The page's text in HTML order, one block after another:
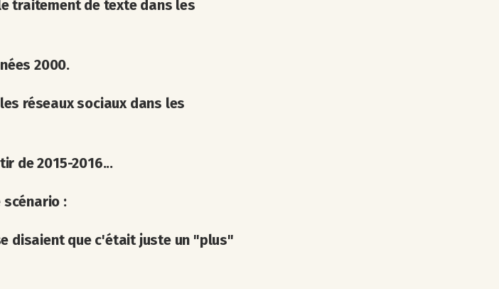
traitement de texte dans les
2000.
réseaux sociaux dans les
de 2015-2016...
:
disaient que c'était juste un "plus"